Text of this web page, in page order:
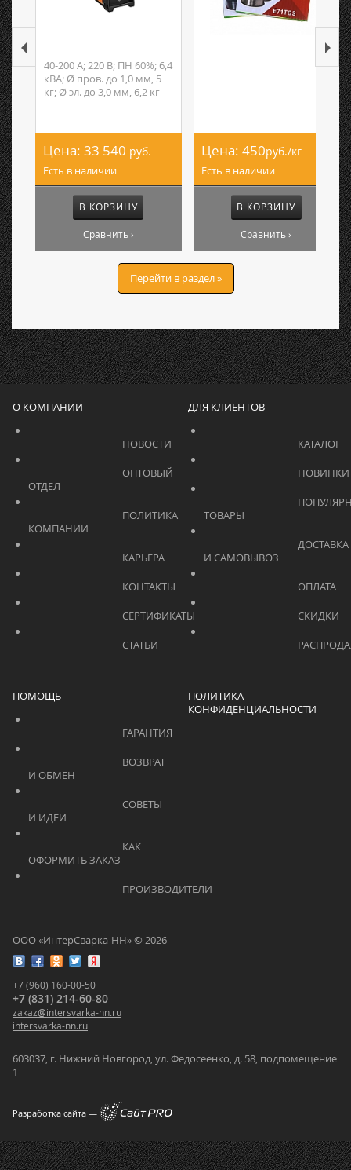
40-200 А; 220 В; ПН 60%; 6,4
кВА; Ø пров. до 1,0 мм, 5
кг; Ø эл. до 3,0 мм, 6,2 кг
Цена: 33 540 руб.
Есть в наличии
В КОРЗИНУ
Сравнить ›
Цена: 450руб./кг
Есть в наличии
В КОРЗИНУ
Сравнить ›
Перейти в раздел »
ООО «ИнтерСварка-НН» © 2026
+7 (960) 160-00-50
+7 (831) 214-60-80
zakaz@intersvarka-nn.ru
intersvarka-nn.ru
603037, г. Нижний Новгород, ул. Федосеенко, д. 58, подпомещение
1
Разработка сайта —
О КОМПАНИИ
			    		КАРЬЕРА
ДЛЯ КЛИЕНТОВ
ПОМОЩЬ
ПОЛИТИКА
КОНФИДЕНЦИАЛЬНОСТИ